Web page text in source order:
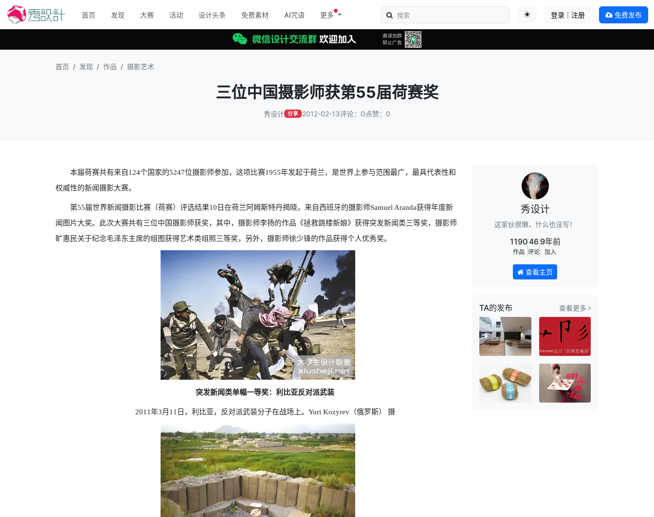
首页 发现 大赛 活动 设计头条 免费素材 AI咒语
更多
登录｜注册 免费发布
首页 发现 作品 摄影艺术
三位中国摄影师获第55届荷赛奖
秀设计 分享 2012-02-13评论：0 点赞：0
本届荷赛共有来自124个国家的5247位摄影师参加，这项比赛1955年发起于荷兰，是世界上参与范围最广，最具代表性和
权威性的新闻摄影大赛。
第55届世界新闻摄影比赛（荷赛）评选结果10日在荷兰阿姆斯特丹揭晓，来自西班牙的摄影师Samuel Aranda获得年度新
闻图片大奖。此次大赛共有三位中国摄影师获奖，其中，摄影师李扬的作品《拯救跳楼新娘》获得突发新闻类三等奖，摄影师
旷惠民关于纪念毛泽东主席的组图获得艺术类组照三等奖，另外，摄影师徐少锋的作品获得个人优秀奖。
突发新闻类单幅一等奖：利比亚反对派武装
2011年3月11日，利比亚，反对派武装分子在战场上。Yuri Kozyrev（俄罗斯） 摄
秀设计
这家伙很懒，什么也没写！
1190
作品
46
评论
9年前
加入
查看主页
TA的发布 查看更多